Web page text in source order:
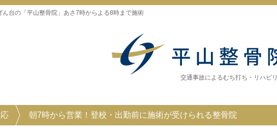
ん台の「平山整骨院」あさ7時からよる8時まで施術
交通事故によるむち打ち・リハビリ
朝7時から営業！登校・出勤前に施術が受けられる整骨院